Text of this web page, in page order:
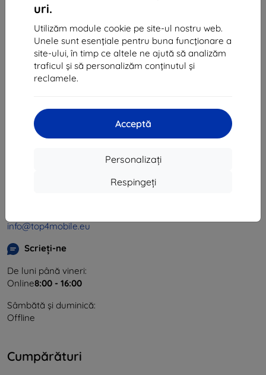
uri.
Utilizăm module cookie pe site-ul nostru web.
Unele sunt esențiale pentru buna funcționare a
site-ului, în timp ce altele ne ajută să analizăm
traficul și să personalizăm conținutul și
reclamele.
Acceptă
Personalizați
Respingeți
Ulica Rudolfa Mocka 3750/2A
841 04 Bratislava
info@top4mobile.eu
Scrieți-ne
De luni până vineri:
Online8:00 - 16:00
Sâmbătă și duminică:
Offline
Cumpărături